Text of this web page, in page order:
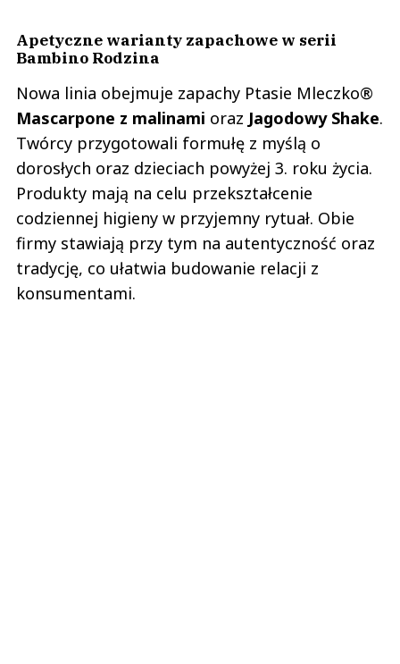
Apetyczne warianty zapachowe w serii
Bambino Rodzina
Nowa linia obejmuje zapachy Ptasie Mleczko®
Mascarpone z malinami oraz Jagodowy Shake.
Twórcy przygotowali formułę z myślą o
dorosłych oraz dzieciach powyżej 3. roku życia.
Produkty mają na celu przekształcenie
codziennej higieny w przyjemny rytuał. Obie
firmy stawiają przy tym na autentyczność oraz
tradycję, co ułatwia budowanie relacji z
konsumentami.